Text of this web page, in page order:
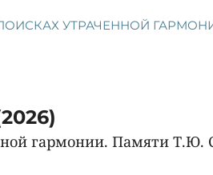
УТРАЧЕННОЙ
гармонии. Памяти Т.Ю.